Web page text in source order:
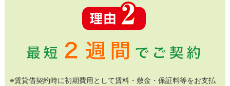
※賃貸借契約時に初期費用として賃料・敷金・保証料等をお支払